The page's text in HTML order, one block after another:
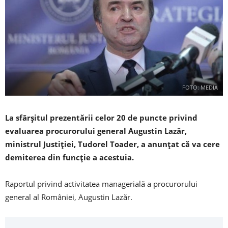
FOTO: MEDIA
La sfârșitul prezentării celor 20 de puncte privind
evaluarea procurorului general Augustin Lazăr,
ministrul Justiției, Tudorel Toader, a anunțat că va cere
demiterea din funcție a acestuia.
Raportul privind activitatea managerială a procurorului
general al României, Augustin Lazăr.